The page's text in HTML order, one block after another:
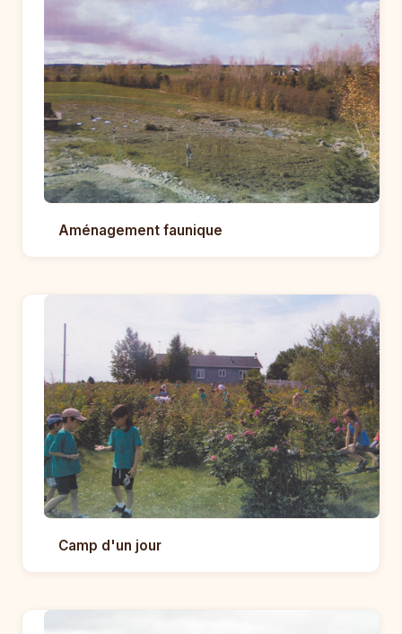
Aménagement faunique
Camp d'un jour